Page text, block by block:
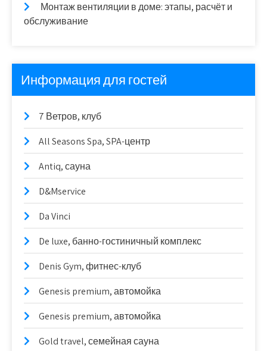
Монтаж вентиляции в доме: этапы, расчёт и
обслуживание
Информация для гостей
7 Ветров, клуб
All Seasons Spa, SPA-центр
Antiq, сауна
D&Mservice
Da Vinci
De luxe, банно-гостиничный комплекс
Denis Gym, фитнес-клуб
Genesis premium, автомойка
Genesis premium, автомойка
Gold travel, семейная сауна